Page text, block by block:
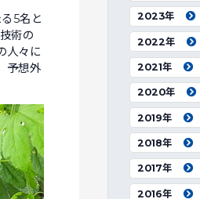
5名と
術の
人々に
予想外
2023年
2022年
2021年
2020年
2019年
2018年
2017年
2016年